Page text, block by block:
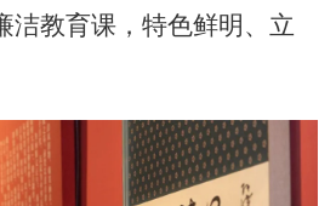
洁教育课，特色鲜明、立